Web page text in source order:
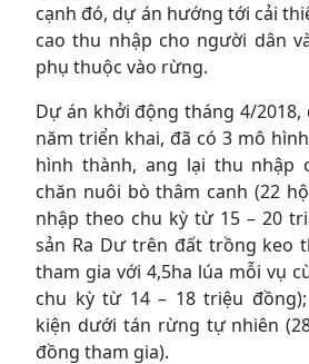
cạnh đó, dự án hướng tới cải
cao thu nhập cho người dân
phụ thuộc vào rừng.
Dự án khởi động tháng 4/2018,
năm triển khai, đã có 3 mô
hình thành, ang lại thu nhập
chăn nuôi bò thâm canh (22
nhập theo chu kỳ từ 15 – 20
sản Ra Dư trên đất trồng keo
tham gia với 4,5ha lúa mỗi vụ
chu kỳ từ 14 – 18 triệu
kiện dưới tán rừng tự nhiên
đồng tham gia).